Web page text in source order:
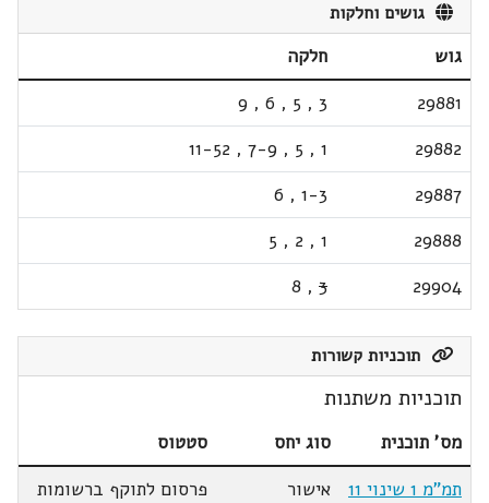
גושים וחלקות
גוש
חלקה
29881
3
,
5
,
6
,
9
29882
1
,
5
,
7-9
,
11-52
29887
1-3
,
6
29888
1
,
2
,
5
29904
3
,
8
תוכניות קשורות
תוכניות משתנות
מס' תוכנית סוג יחס
סטטוס
תמ"מ 1 שינוי 11
אישור
פרסום לתוקף ברשומות